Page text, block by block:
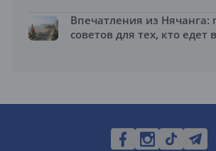
Впечатления из Нячанга:
советов для тех, кто едет